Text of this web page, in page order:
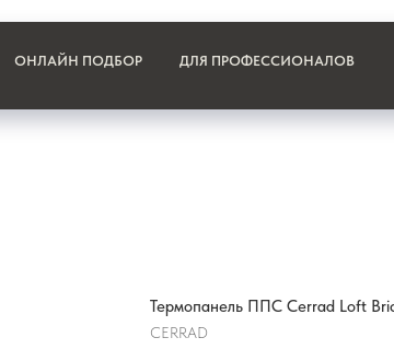
ОНЛАЙН ПОДБОР ДЛЯ ПРОФЕССИОНАЛОВ
Термопанель ППС Cerrad Loft
CERRAD